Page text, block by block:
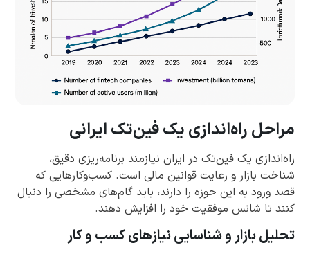
مراحل راه‌اندازی یک فین‌تک ایرانی
راه‌اندازی یک فین‌تک در ایران نیازمند برنامه‌ریزی دقیق،
شناخت بازار و رعایت قوانین مالی است. کسب‌وکارهایی که
قصد ورود به این حوزه را دارند، باید گام‌های مشخصی را دنبال
کنند تا شانس موفقیت خود را افزایش دهند.
تحلیل بازار و شناسایی نیازهای کسب و کار